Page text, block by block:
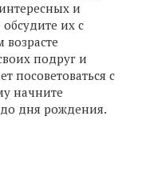
и
их с
подруг и
посоветоваться с
начните
дня рождения.